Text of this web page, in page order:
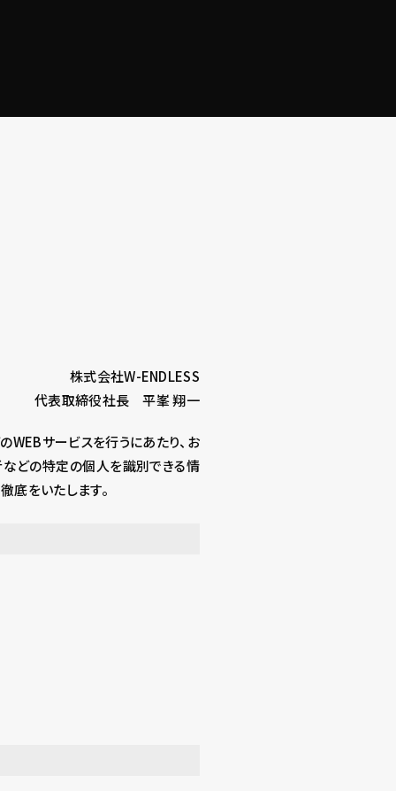
株式会社W-ENDLESS
代表取締役社長 平峯 翔一
WEBサービスを行うにあたり、お
どの特定の個人を識別できる情
底をいたします。